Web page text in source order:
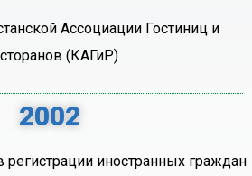
Ассоциации Гостиниц и
(КАГиР)
2002
иностранных граждан